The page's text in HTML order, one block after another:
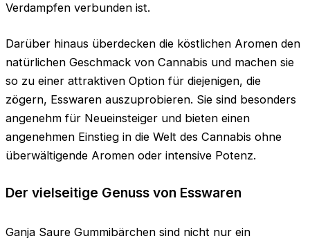
Verdampfen verbunden ist.
Darüber hinaus überdecken die köstlichen Aromen den
natürlichen Geschmack von Cannabis und machen sie
so zu einer attraktiven Option für diejenigen, die
zögern, Esswaren auszuprobieren. Sie sind besonders
angenehm für Neueinsteiger und bieten einen
angenehmen Einstieg in die Welt des Cannabis ohne
überwältigende Aromen oder intensive Potenz.
Der vielseitige Genuss von Esswaren
Ganja Saure Gummibärchen sind nicht nur ein